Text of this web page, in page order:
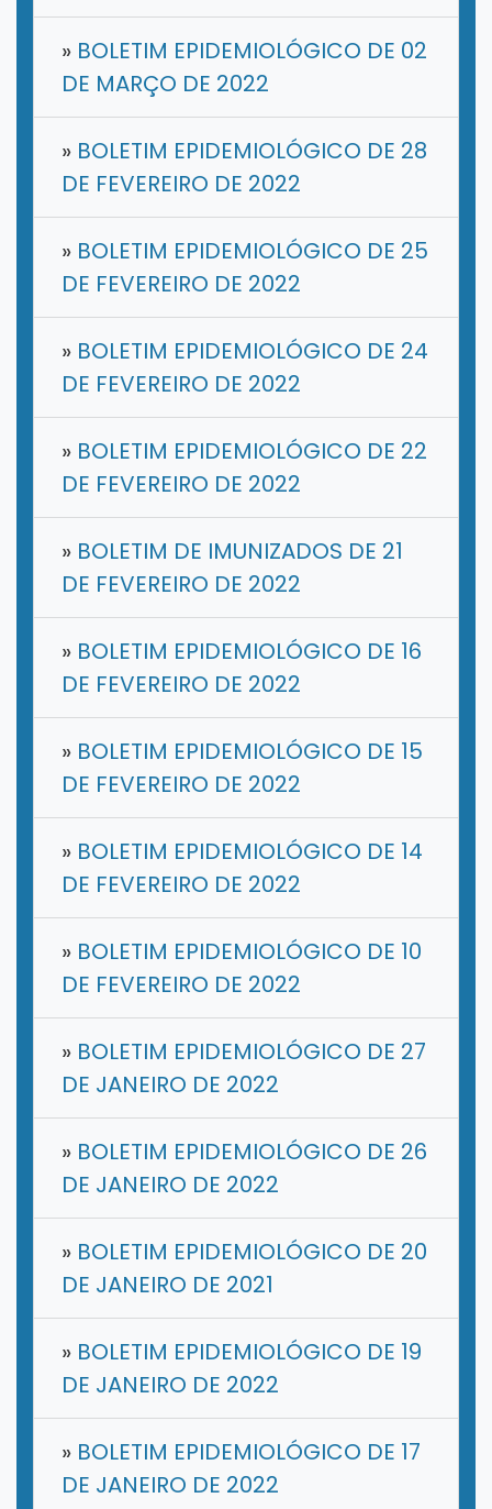
» BOLETIM EPIDEMIOLÓGICO DE 02
DE MARÇO DE 2022
» BOLETIM EPIDEMIOLÓGICO DE 28
DE FEVEREIRO DE 2022
» BOLETIM EPIDEMIOLÓGICO DE 25
DE FEVEREIRO DE 2022
» BOLETIM EPIDEMIOLÓGICO DE 24
DE FEVEREIRO DE 2022
» BOLETIM EPIDEMIOLÓGICO DE 22
DE FEVEREIRO DE 2022
» BOLETIM DE IMUNIZADOS DE 21
DE FEVEREIRO DE 2022
» BOLETIM EPIDEMIOLÓGICO DE 16
DE FEVEREIRO DE 2022
» BOLETIM EPIDEMIOLÓGICO DE 15
DE FEVEREIRO DE 2022
» BOLETIM EPIDEMIOLÓGICO DE 14
DE FEVEREIRO DE 2022
» BOLETIM EPIDEMIOLÓGICO DE 10
DE FEVEREIRO DE 2022
» BOLETIM EPIDEMIOLÓGICO DE 27
DE JANEIRO DE 2022
» BOLETIM EPIDEMIOLÓGICO DE 26
DE JANEIRO DE 2022
» BOLETIM EPIDEMIOLÓGICO DE 20
DE JANEIRO DE 2021
» BOLETIM EPIDEMIOLÓGICO DE 19
DE JANEIRO DE 2022
» BOLETIM EPIDEMIOLÓGICO DE 17
DE JANEIRO DE 2022